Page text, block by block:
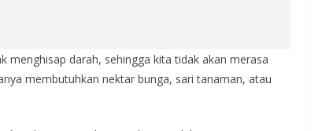
menghisap darah, sehingga kita tidak akan merasa
membutuhkan nektar bunga, sari tanaman, atau